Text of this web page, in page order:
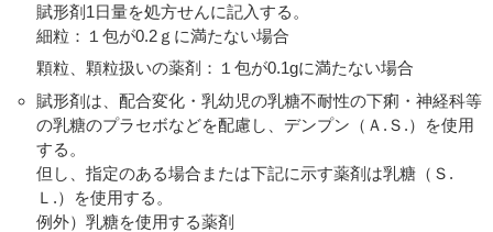
賦形剤1日量を処方せんに記入する。
細粒：１包が0.2ｇに満たない場合
顆粒、顆粒扱いの薬剤：１包が0.1gに満たない場合
賦形剤は、配合変化・乳幼児の乳糖不耐性の下痢・神経科等
の乳糖のプラセボなどを配慮し、デンプン（Ａ.Ｓ.）を使用
する。
但し、指定のある場合または下記に示す薬剤は乳糖（Ｓ.
Ｌ.）を使用する。
例外）乳糖を使用する薬剤